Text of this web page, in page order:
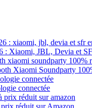
: Xiaomi, JBL, Devia et
Xiaomi Soundparty
connectée
réduit sur Amazon